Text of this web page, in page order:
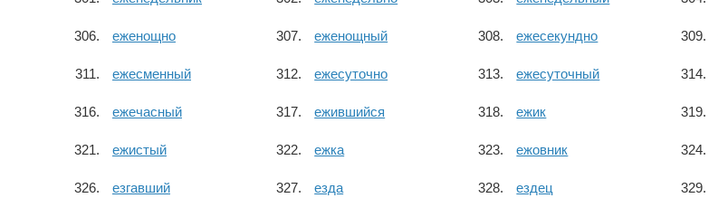
еженощно еженощный ежесекундно
ежесменный ежесуточно ежесуточный
ежечасный ежившийся ежик
ежистый ежка ежовник
езгавший езда ездец